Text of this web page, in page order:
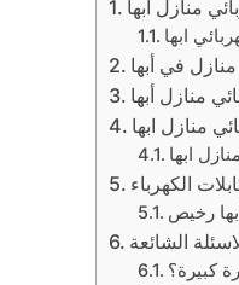
منازل ابها
ابها
في أبها
منازل أبها
منازل ابها
ابها
الكهرباء
رخيص
الشائعة
كبيرة؟